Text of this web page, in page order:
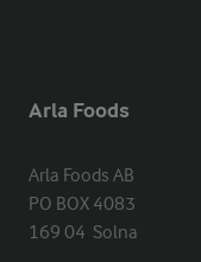
Arla Foods
Arla Foods AB
PO BOX 4083
169 04  Solna